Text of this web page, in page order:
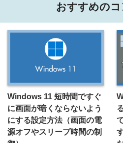
おすすめの
Windows 11 短時間ですぐ
に画面が暗くならないよう
にする設定方法（画面の電
源オフやスリープ時間の制